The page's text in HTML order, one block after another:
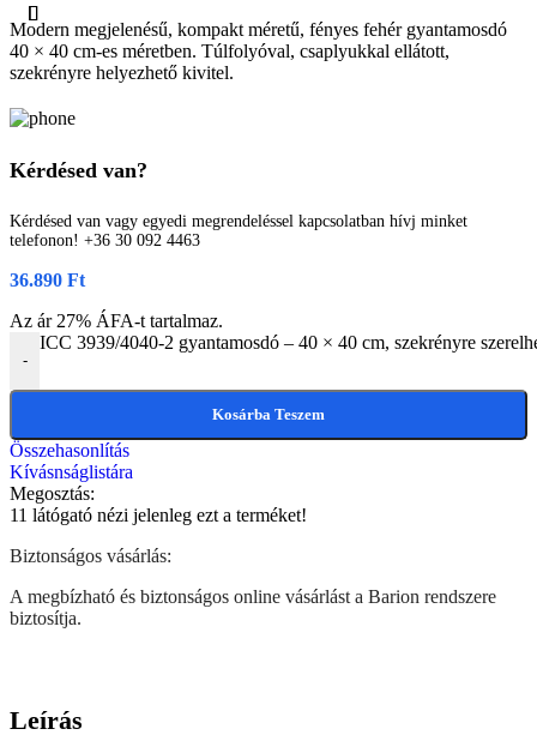
Modern megjelenésű, kompakt méretű, fényes fehér gyantamosdó
40 × 40 cm-es méretben. Túlfolyóval, csaplyukkal ellátott,
szekrényre helyezhető kivitel.
Kérdésed van?
Kérdésed van vagy egyedi megrendeléssel kapcsolatban hívj minket
telefonon! +36 30 092 4463
36.890 Ft
Az ár 27% ÁFA-t tartalmaz.
-
ICC 3939/4040-2 gyantamosdó – 40 × 40 cm, szekrényre
Kosárba Teszem
Összehasonlítás
Kívásnságlistára
Megosztás:
11 látógató nézi jelenleg ezt a terméket!
Biztonságos vásárlás:
A megbízható és biztonságos online vásárlást a Barion rendszere
biztosítja.
Leírás